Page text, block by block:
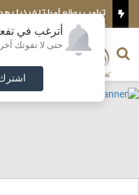
أترغب في
حتى لا تفوتك آخر
أمرا تنفيذيا يهدف لتقييد حق
الناشر و رئيس